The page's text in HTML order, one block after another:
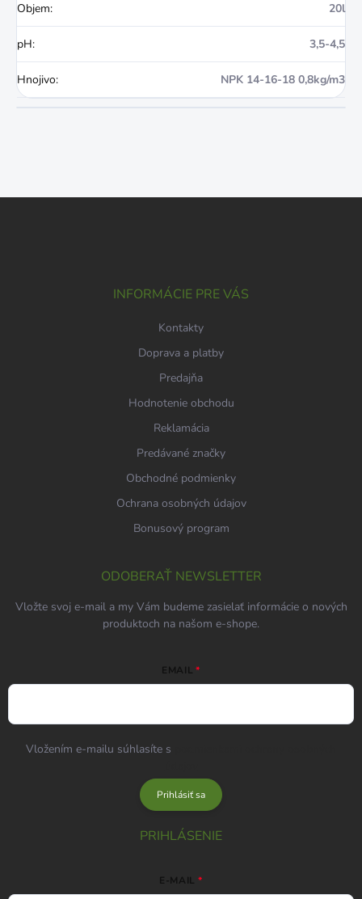
Objem: 20l
pH: 3,5-4,5
Hnojivo: NPK 14-16-18 0,8kg/m3
INFORMÁCIE PRE VÁS
Kontakty
Doprava a platby
Predajňa
Hodnotenie obchodu
Reklamácia
Predávané značky
Obchodné podmienky
Ochrana osobných údajov
Bonusový program
ODOBERAŤ NEWSLETTER
Vložte svoj e-mail a my Vám budeme zasielať informácie o nových
produktoch na našom e-shope.
EMAIL
Vložením e-mailu súhlasíte s
Prihlásiť sa
PRIHLÁSENIE
E-MAIL